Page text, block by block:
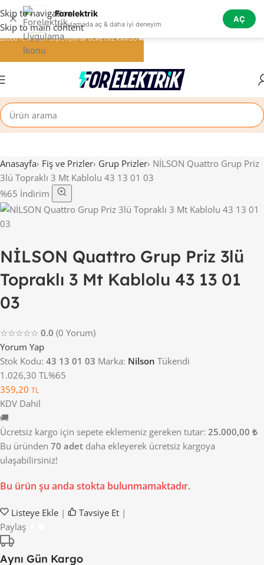
✕ Forelektrik
Uygulamada aç & daha iyi deneyim
AÇ
Skip to navigation
Skip to main content
Anasayfa› Fiş ve Prizler› Grup Prizler› NİLSON Quattro Grup Priz
3lü Topraklı 3 Mt Kablolu 43 13 01 03
%65 İndirim
NİLSON Quattro Grup Priz 3lü
Topraklı 3 Mt Kablolu 43 13 01
03
☆☆☆☆☆ 0.0 (0 Yorum)
Yorum Yap
Stok Kodu: 43 13 01 03 Marka: Nilson Tükendi
1.026,30 TL%65
359,20 TL
KDV Dahil
🚚
Ücretsiz kargo için sepete eklemeniz gereken tutar: 25.000,00 ₺
Bu üründen 70 adet daha ekleyerek ücretsiz kargoya
ulaşabilirsiniz!
Bu ürün şu anda stokta bulunmamaktadır.
Listeye Ekle | Tavsiye Et |
Paylaş
Aynı Gün Kargo
25.000 TL ve üzeri alışverişlerde ÜCRETSİZ KARGO 🚚